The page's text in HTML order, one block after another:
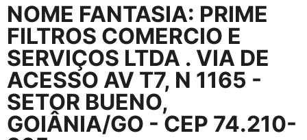
NOME FANTASIA: PRIME
FILTROS COMERCIO E
SERVIÇOS LTDA . VIA DE
ACESSO AV T7, N 1165 -
SETOR BUENO,
GOIÂNIA/GO - CEP 74.210-